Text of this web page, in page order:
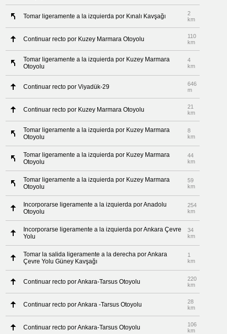
Tomar ligeramente a la izquierda por Kınalı Kavşağı
2
km
Continuar recto por Kuzey Marmara Otoyolu
110
km
Tomar ligeramente a la izquierda por Kuzey Marmara
Otoyolu
4
km
Continuar recto por Viyadük-29
646
m
Continuar recto por Kuzey Marmara Otoyolu
21
km
Tomar ligeramente a la izquierda por Kuzey Marmara
Otoyolu
8
km
Tomar ligeramente a la izquierda por Kuzey Marmara
Otoyolu
44
km
Tomar ligeramente a la izquierda por Kuzey Marmara
Otoyolu
59
km
Incorporarse ligeramente a la izquierda por Anadolu
Otoyolu
254
km
Incorporarse ligeramente a la izquierda por Ankara Çevre
Yolu
34
km
Tomar la salida ligeramente a la derecha por Ankara
Çevre Yolu Güney Kavşağı
1
km
Continuar recto por Ankara-Tarsus Otoyolu
220
km
Continuar recto por Ankara -Tarsus Otoyolu
28
km
Continuar recto por Ankara-Tarsus Otoyolu
106
km